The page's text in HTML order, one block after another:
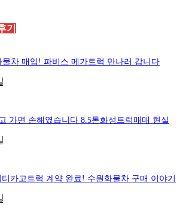
기
차 매입! 파비스 메가트럭 만나러 갑니다
가면 손해였습니다 8.5톤화성트럭매매 현실
카고트럭 계약 완료! 수원화물차 구매 이야기